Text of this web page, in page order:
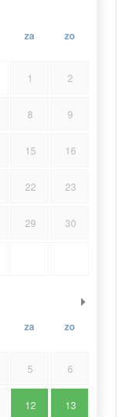
za zo
1 2
8 9
15 16
22 23
29 30
za zo
5 6
12 13